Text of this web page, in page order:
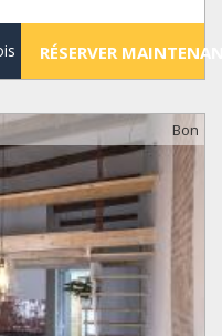
RÉSERVER
Bon